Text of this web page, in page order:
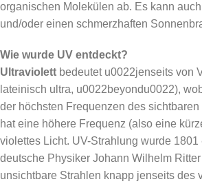
organischen Molekülen ab. Es kann
und/oder einen schmerzhaften
Wie wurde UV entdeckt?
Ultraviolett bedeutet u0022jenseits von
lateinisch ultra, u0022beyondu0022),
der höchsten Frequenzen des
hat eine höhere Frequenz (also eine
violettes Licht. UV-Strahlung wurde 1801
deutsche Physiker Johann Wilhelm
unsichtbare Strahlen knapp jenseits des